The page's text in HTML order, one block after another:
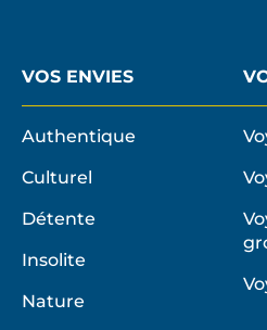
VOS ENVIES
Authentique
Culturel
Détente
Insolite
Nature